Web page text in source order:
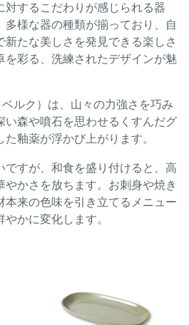
対するこだわりが感じられる器
多様な器の種類が揃っており、自
新たな美しさを発見できる楽しさ
を彩る、洗練されたデザインが魅
ルク）は、山々の力強さを巧み
い森や噴石を思わせるくすんだグ
釉薬が浮かび上がります。
ですが、和食を盛り付けると、高
かさを放ちます。お刺身や焼き
本来の色味を引き立てるメニュー
かに変化します。